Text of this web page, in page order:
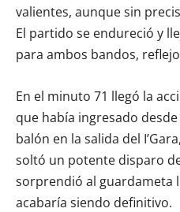
valientes, aunque sin
El partido se endureció y
para ambos bandos,
En el minuto 71 llegó la
que había ingresado
balón en la salida del
soltó un potente disparo
sorprendió al guardameta
acabaría siendo definitivo.